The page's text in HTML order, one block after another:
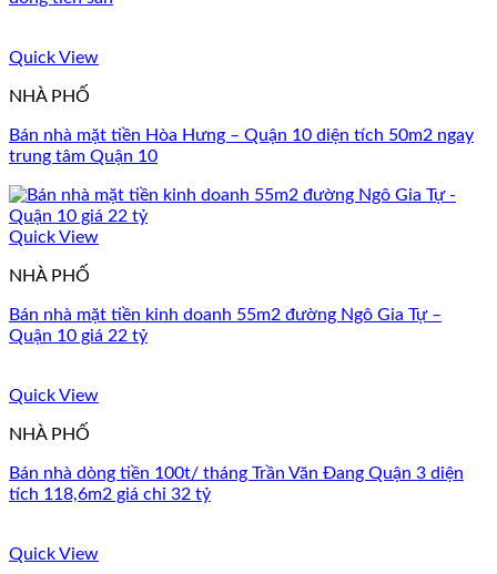
Quick View
NHÀ PHỐ
Bán nhà mặt tiền Hòa Hưng – Quận 10 diện tích 50m2 ngay
trung tâm Quận 10
Quick View
NHÀ PHỐ
Bán nhà mặt tiền kinh doanh 55m2 đường Ngô Gia Tự –
Quận 10 giá 22 tỷ
Quick View
NHÀ PHỐ
Bán nhà dòng tiền 100t/ tháng Trần Văn Đang Quận 3 diện
tích 118,6m2 giá chỉ 32 tỷ
Quick View